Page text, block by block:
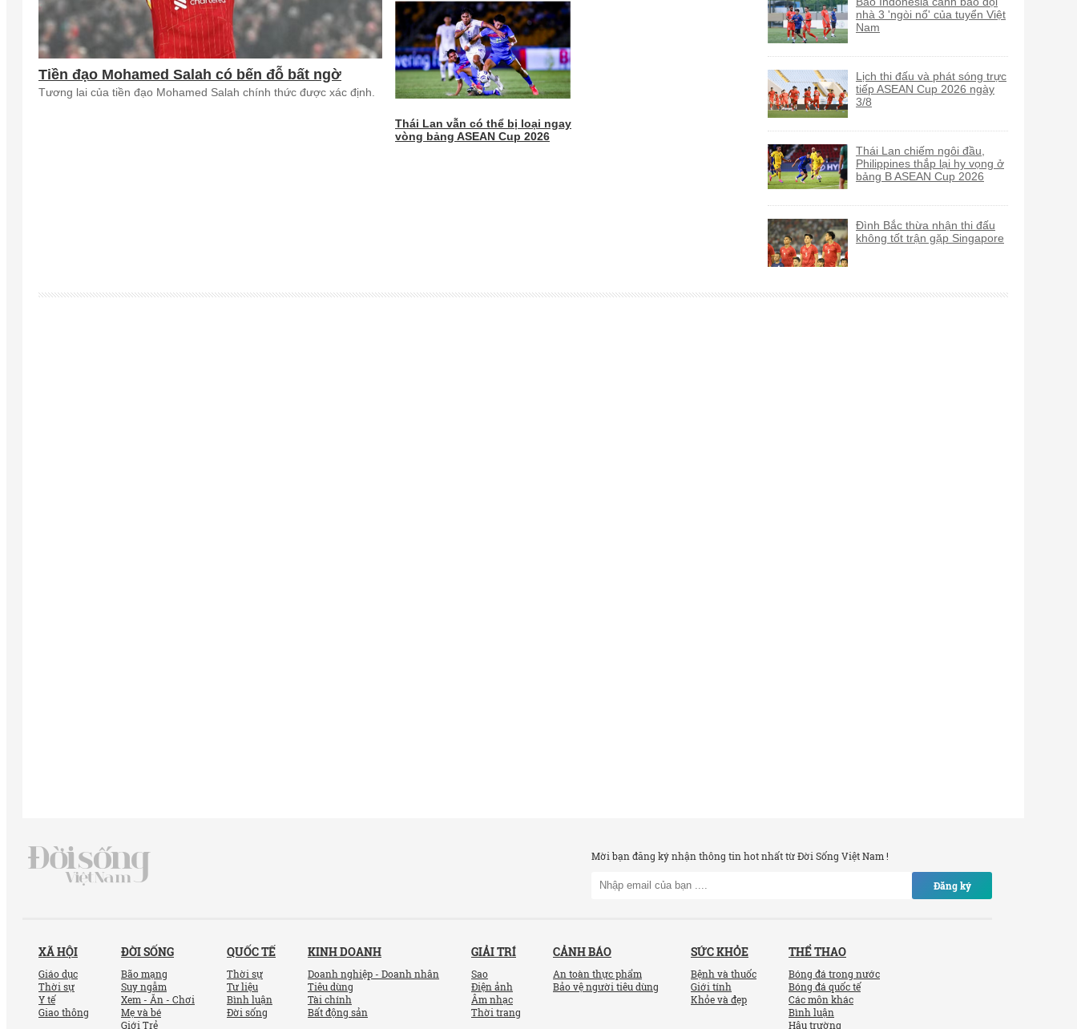
Tiền đạo Mohamed Salah có bến đỗ bất ngờ
Tương lai của tiền đạo Mohamed Salah chính thức được xác định.
Thái Lan vẫn có thể bị loại ngay
vòng bảng ASEAN Cup 2026
nhà 3 'ngòi nổ' của tuyển Việt
Nam
Lịch thi đấu và phát sóng trực
tiếp ASEAN Cup 2026 ngày
3/8
Thái Lan chiếm ngôi đầu,
Philippines thắp lại hy vọng ở
bảng B ASEAN Cup 2026
Đình Bắc thừa nhận thi đấu
không tốt trận gặp Singapore
Mời bạn đăng ký nhận thông tin hot nhất từ Đời Sống Việt Nam !
Đăng ký
XÃ HỘI
Giáo dục
Thời sự
Y tế
Giao thông
ĐỜI SỐNG
Bão mạng
Suy ngẫm
Xem - Ăn - Chơi
Mẹ và bé
Giới Trẻ
QUỐC TẾ
Thời sự
Tư liệu
Bình luận
Đời sống
KINH DOANH
Doanh nghiệp - Doanh nhân
Tiêu dùng
Tài chính
Bất động sản
GIẢI TRÍ
Sao
Điện ảnh
Âm nhạc
Thời trang
CẢNH BÁO
An toàn thực phẩm
Bảo vệ người tiêu dùng
SỨC KHỎE
Bệnh và thuốc
Giới tính
Khỏe và đẹp
THỂ THAO
Bóng đá trong nước
Bóng đá quốc tế
Các môn khác
Bình luận
Hậu trường